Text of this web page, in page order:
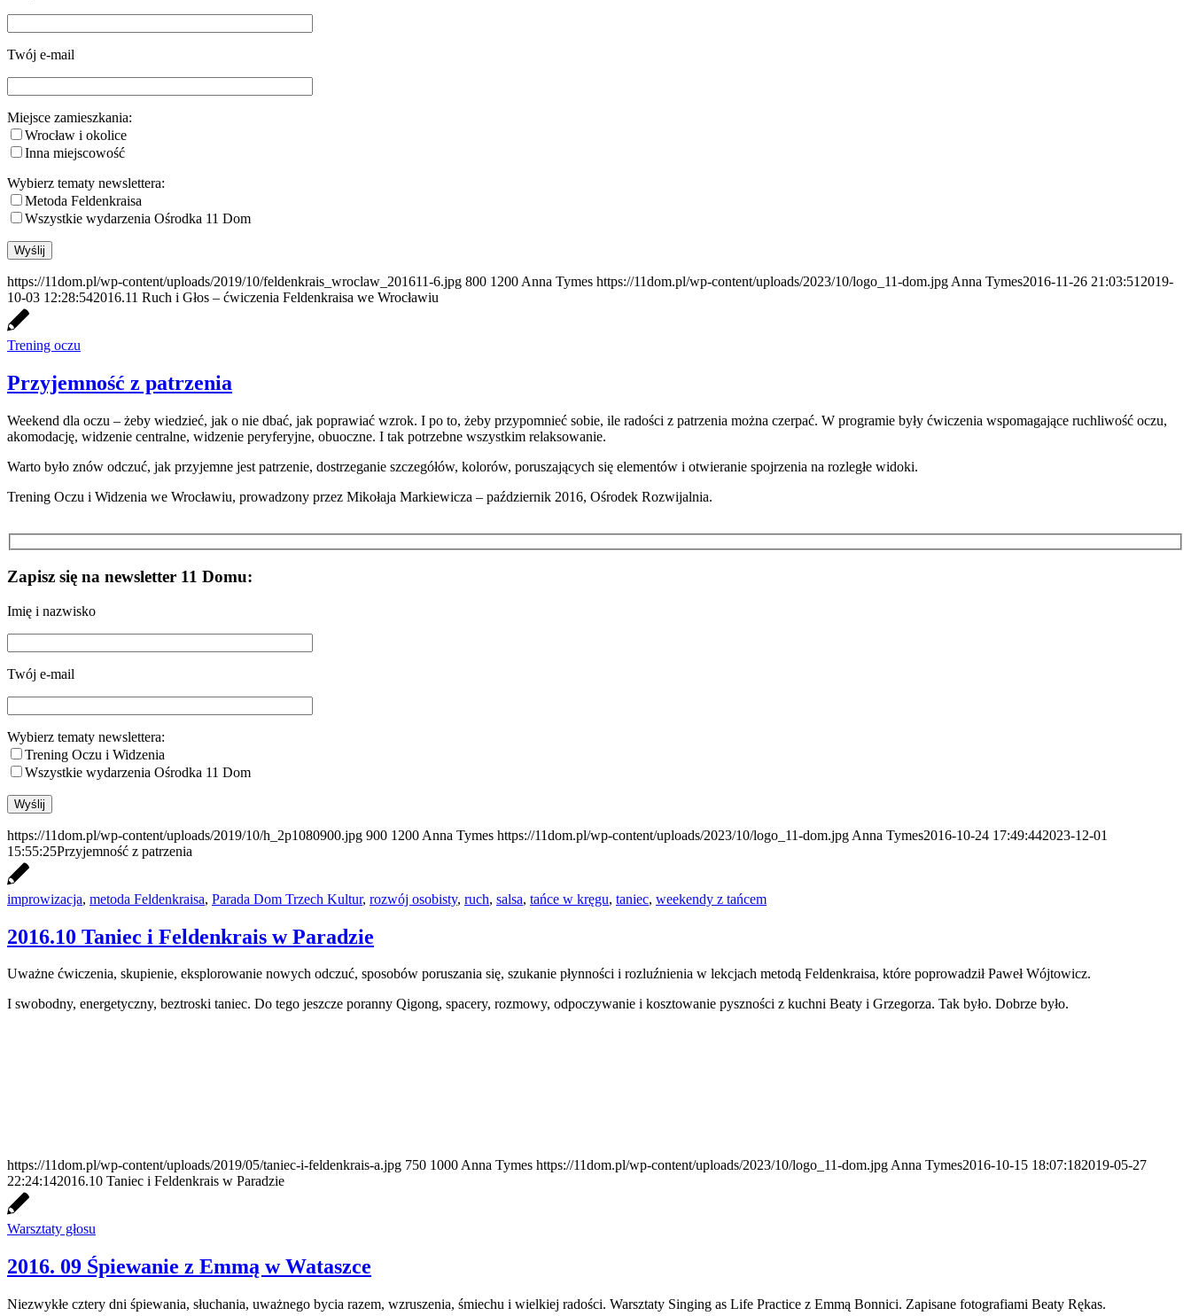
Twój e-mail
Miejsce zamieszkania:
Wrocław i okolice
Inna miejscowość
Wybierz tematy newslettera:
Metoda Feldenkraisa
Wszystkie wydarzenia Ośrodka 11 Dom
https://11dom.pl/wp-content/uploads/2019/10/feldenkrais_wroclaw_201611-6.jpg 800 1200 Anna Tymes https://11dom.pl/wp-content/uploads/2023/10/logo_11-dom.jpg Anna Tymes2016-11-26 21:03:51 2019-
10-03 12:28:542016.11 Ruch i Głos – ćwiczenia Feldenkraisa we Wrocławiu
Trening oczu
Przyjemność z patrzenia
Weekend dla oczu – żeby wiedzieć, jak o nie dbać, jak poprawiać wzrok. I po to, żeby przypomnieć sobie, ile radości z patrzenia można czerpać. W programie były ćwiczenia wspomagające ruchliwość oczu,
akomodację, widzenie centralne, widzenie peryferyjne, obuoczne. I tak potrzebne wszystkim relaksowanie.
Warto było znów odczuć, jak przyjemne jest patrzenie, dostrzeganie szczegółów, kolorów, poruszających się elementów i otwieranie spojrzenia na rozległe widoki.
Trening Oczu i Widzenia we Wrocławiu, prowadzony przez Mikołaja Markiewicza – październik 2016, Ośrodek Rozwijalnia.
Zapisz się na newsletter 11 Domu:
Imię i nazwisko
Twój e-mail
Wybierz tematy newslettera:
Trening Oczu i Widzenia
Wszystkie wydarzenia Ośrodka 11 Dom
https://11dom.pl/wp-content/uploads/2019/10/h_2p1080900.jpg 900 1200 Anna Tymes https://11dom.pl/wp-content/uploads/2023/10/logo_11-dom.jpg Anna Tymes2016-10-24 17:49:442023-12-01
15:55:25Przyjemność z patrzenia
improwizacja, metoda Feldenkraisa, Parada Dom Trzech Kultur, rozwój osobisty, ruch, salsa, tańce w kręgu, taniec, weekendy z tańcem
2016.10 Taniec i Feldenkrais w Paradzie
Uważne ćwiczenia, skupienie, eksplorowanie nowych odczuć, sposobów poruszania się, szukanie płynności i rozluźnienia w lekcjach metodą Feldenkraisa, które poprowadził Paweł Wójtowicz.
I swobodny, energetyczny, beztroski taniec. Do tego jeszcze poranny Qigong, spacery, rozmowy, odpoczywanie i kosztowanie pyszności z kuchni Beaty i Grzegorza. Tak było. Dobrze było.
https://11dom.pl/wp-content/uploads/2019/05/taniec-i-feldenkrais-a.jpg 750 1000Anna Tymes https://11dom.pl/wp-content/uploads/2023/10/logo_11-dom.jpgAnna Tymes2016-10-15 18:07:182019-05-27
22:24:142016.10 Taniec i Feldenkrais w Paradzie
Warsztaty głosu
2016. 09 Śpiewanie z Emmą w Wataszce
Niezwykłe cztery dni śpiewania, słuchania, uważnego bycia razem, wzruszenia, śmiechu i wielkiej radości. Warsztaty Singing as Life Practice z Emmą Bonnici. Zapisane fotografiami Beaty Rękas.